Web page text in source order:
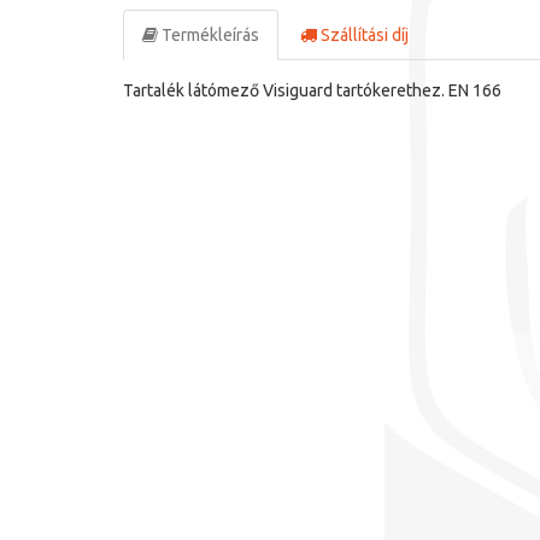
Termékleírás Szállítási díj
Tartalék látómező Visiguard tartókerethez. EN 166